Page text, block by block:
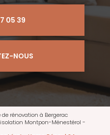
05 39
NOUS
rénovation à Bergerac
Montpon-Ménestérol -